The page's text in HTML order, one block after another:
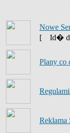
Nowe
[
Id�
Plany co
Reklama